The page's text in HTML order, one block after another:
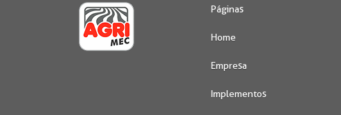
Páginas
Home
Empresa
Implementos